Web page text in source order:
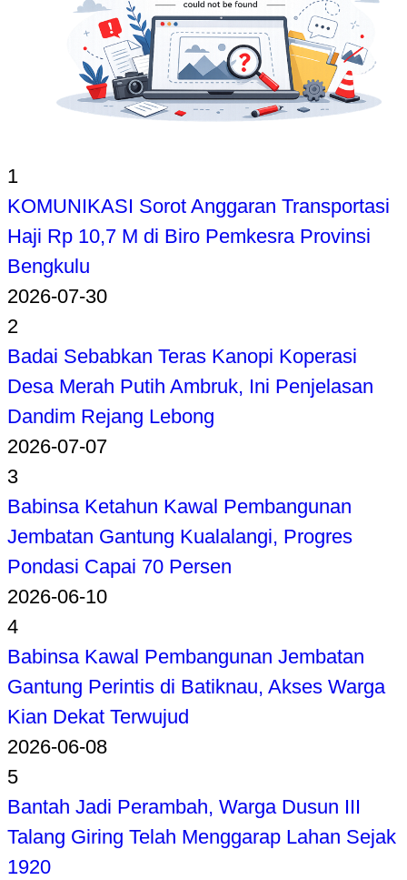
1
KOMUNIKASI Sorot Anggaran Transportasi
Haji Rp 10,7 M di Biro Pemkesra Provinsi
Bengkulu
2026-07-30
2
Badai Sebabkan Teras Kanopi Koperasi
Desa Merah Putih Ambruk, Ini Penjelasan
Dandim Rejang Lebong
2026-07-07
3
Babinsa Ketahun Kawal Pembangunan
Jembatan Gantung Kualalangi, Progres
Pondasi Capai 70 Persen
2026-06-10
4
Babinsa Kawal Pembangunan Jembatan
Gantung Perintis di Batiknau, Akses Warga
Kian Dekat Terwujud
2026-06-08
5
Bantah Jadi Perambah, Warga Dusun III
Talang Giring Telah Menggarap Lahan Sejak
1920